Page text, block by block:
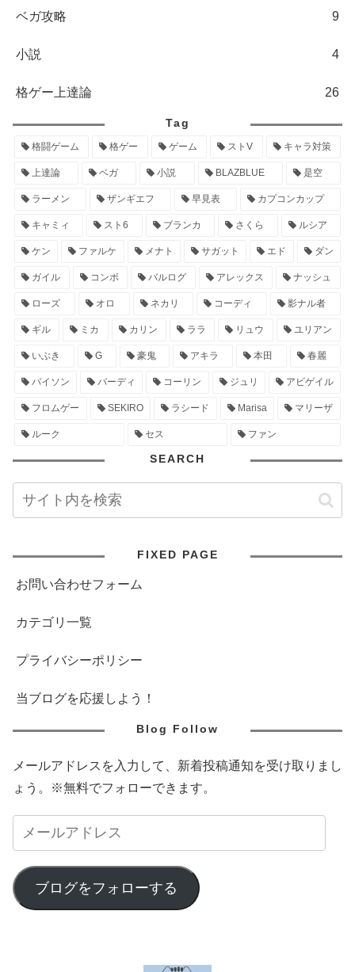
ベガ攻略 9
小説 4
格ゲー上達論 26
Tag
格闘ゲーム 格ゲー ゲーム ストV キャラ対策
上達論 ベガ 小説 BLAZBLUE 是空
ラーメン ザンギエフ 早見表 カプコンカップ
キャミィ スト6 ブランカ さくら ルシア
ケン ファルケ メナト サガット エド ダン
ガイル コンボ バルログ アレックス ナッシュ
ローズ オロ ネカリ コーディ 影ナル者
ギル ミカ カリン ララ リュウ ユリアン
いぶき G 豪鬼 アキラ 本田 春麗
バイソン バーディ コーリン ジュリ アビゲイル
フロムゲー SEKIRO ラシード Marisa マリーザ
ルーク セス ファン
SEARCH
FIXED PAGE
お問い合わせフォーム
カテゴリ一覧
プライバシーポリシー
当ブログを応援しよう！
Blog Follow
メールアドレスを入力して、新着投稿通知を受け取りまし
ょう。※無料でフォローできます。
ブログをフォローする